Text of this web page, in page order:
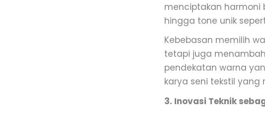
menciptakan harmoni
hingga tone unik
Kebebasan memilih
tetapi juga
pendekatan warna
karya seni tekstil yang
3. Inovasi Teknik